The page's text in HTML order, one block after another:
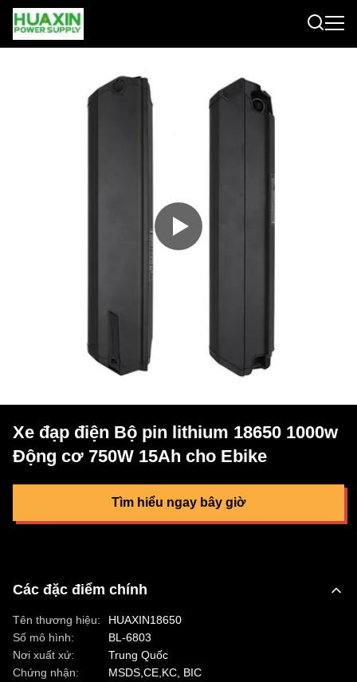
Xe đạp điện Bộ pin lithium 18650 1000w
Động cơ 750W 15Ah cho Ebike
Tìm hiểu ngay bây giờ
Các đặc điểm chính
Tên thương hiệu:
HUAXIN18650
Số mô hình:
BL-6803
Nơi xuất xứ:
Trung Quốc
Chứng nhận:
MSDS,CE,KC, BIC